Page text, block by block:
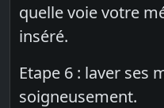
quelle voie votre
inséré.
Etape 6 : laver ses
soigneusement.